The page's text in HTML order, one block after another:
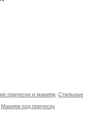
прически и макияж Стильные
Макияж под прическу